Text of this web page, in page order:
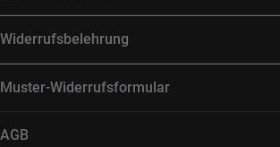
Widerrufsbelehrung
Muster-Widerrufsformular
AGB